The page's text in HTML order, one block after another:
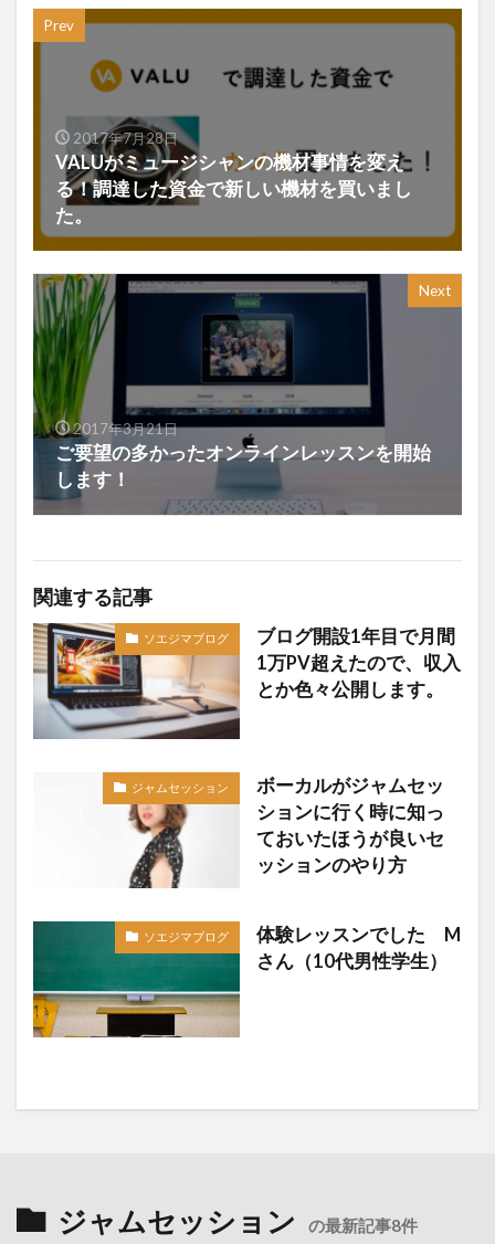
Prev
2017年7月28日
VALUがミュージシャンの機材事情を変え
る！調達した資金で新しい機材を買いまし
た。
Next
2017年3月21日
ご要望の多かったオンラインレッスンを開始
します！
関連する記事
ソエジマブログ
ブログ開設1年目で月間
1万PV超えたので、収入
とか色々公開します。
ジャムセッション
ボーカルがジャムセッ
ションに行く時に知っ
ておいたほうが良いセ
ッションのやり方
ソエジマブログ
体験レッスンでした M
さん（10代男性学生）
ジャムセッション の最新記事8件